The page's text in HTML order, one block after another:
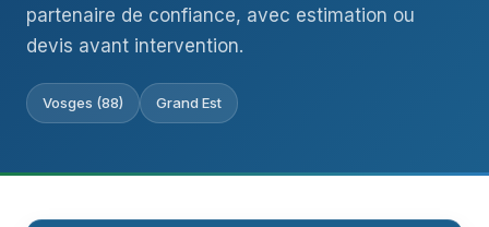
partenaire de confiance, avec estimation ou
devis avant intervention.
Vosges (88) Grand Est